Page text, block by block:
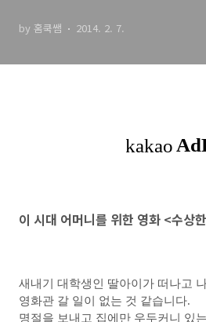
by 홈쿡쌤 2014. 2. 7.
이 시대 어머니를 위한 영화 <수상
새내기 대학생인 딸아이가 떠나고 나
영화관 갈 일이 없는 것 같습니다.
명절을 보내고 집에만 우두커니 있